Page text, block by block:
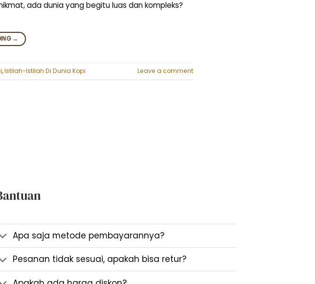
ada dunia yang begitu luas dan kompleks?
→
,Istilah-Istilah Di Dunia Kopi Leave a comment
Apa saja metode pembayarannya?
Pesanan tidak sesuai, apakah bisa retur?